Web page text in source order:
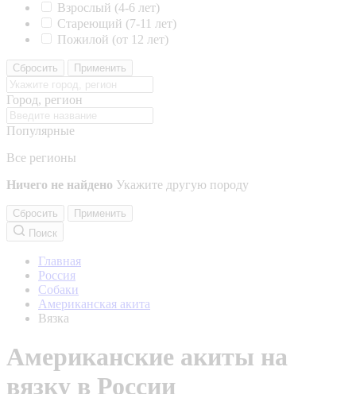
Взрослый (4-6 лет)
Стареющий (7-11 лет)
Пожилой (от 12 лет)
Сбросить Применить
Город, регион
Популярные
Все регионы
Ничего не найдено Укажите другую породу
Сбросить
Применить
Поиск
Главная
Россия
Собаки
Американская акита
Вязка
Американские акиты на
вязку в России